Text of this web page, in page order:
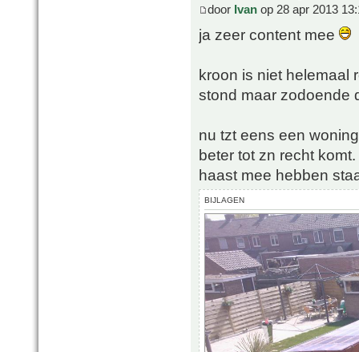
door Ivan op 28 apr 2013
ja zeer content mee
kroon is niet helemaal
stond maar zodoende
nu tzt eens een
beter tot zn recht
haast mee hebben
BIJLAGEN